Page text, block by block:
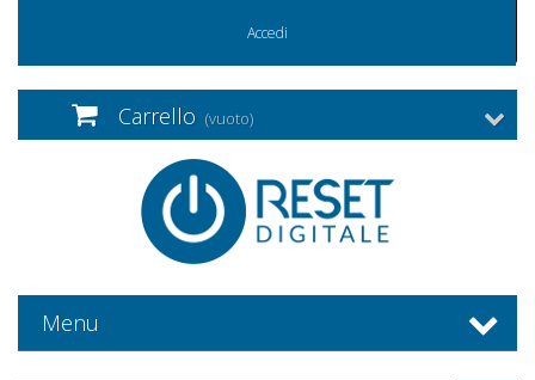
Accedi
Carrello (vuoto)
Menu